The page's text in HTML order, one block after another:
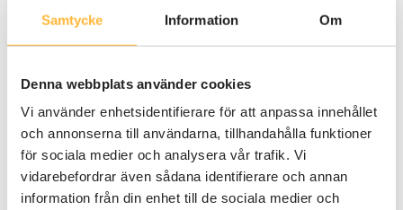
Samtycke Information Om
Denna webbplats använder cookies
Vi använder enhetsidentifierare för att anpassa innehållet
och annonserna till användarna, tillhandahålla funktioner
för sociala medier och analysera vår trafik. Vi
vidarebefordrar även sådana identifierare och annan
information från din enhet till de sociala medier och
I den här guiden går vi igenom steg för steg hur du
skapar en policy som inte bara blir läst, utan också
kontinuerlig förbättring.
I denna guide går vi igenom: